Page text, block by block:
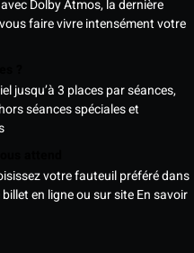
Dolby Atmos, la dernière
faire vivre intensément votre
jusqu’à 3 places par séances,
séances spéciales et
votre fauteuil préféré dans
en ligne ou sur siteEn savoir